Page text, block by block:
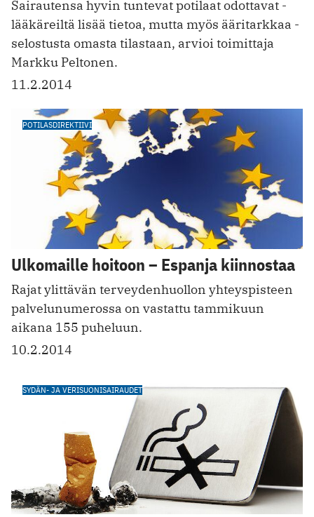
Sairautensa hyvin tuntevat potilaat odottavat ­
lääkäreiltä lisää tietoa, mutta myös ääritarkkaa ­
selostusta omasta tilastaan, arvioi toimittaja
Markku Peltonen.
11.2.2014
POTILASDIREKTIIVI
Ulkomaille hoitoon – Espanja kiinnostaa
Rajat ylittävän terveydenhuollon yhteyspisteen
palvelunumerossa on vastattu tammikuun
aikana 155 puheluun.
10.2.2014
SYDÄN- JA VERISUONISAIRAUDET